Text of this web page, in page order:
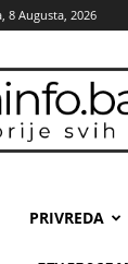
8 Augusta, 2026
zenicainfo.ba
PRIVREDA